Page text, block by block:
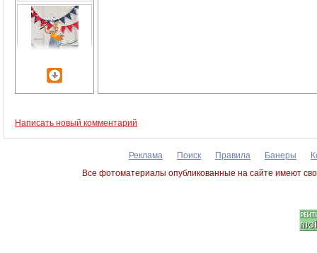
Написать новый комментарий
Реклама Поиск Правила Банеры
Все фотоматериалы опубликованные на сайте имеют